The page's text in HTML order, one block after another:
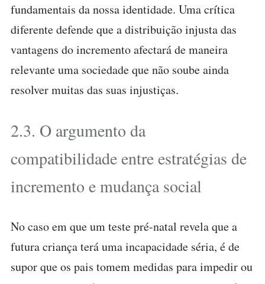
fundamentais da nossa identidade. Uma crítica
diferente defende que a distribuição injusta das
vantagens do incremento afectará de maneira
relevante uma sociedade que não soube ainda
resolver muitas das suas injustiças.
2.3. O argumento da
compatibilidade entre estratégias de
incremento e mudança social
No caso em que um teste pré-natal revela que a
futura criança terá uma incapacidade séria, é de
supor que os pais tomem medidas para impedir ou